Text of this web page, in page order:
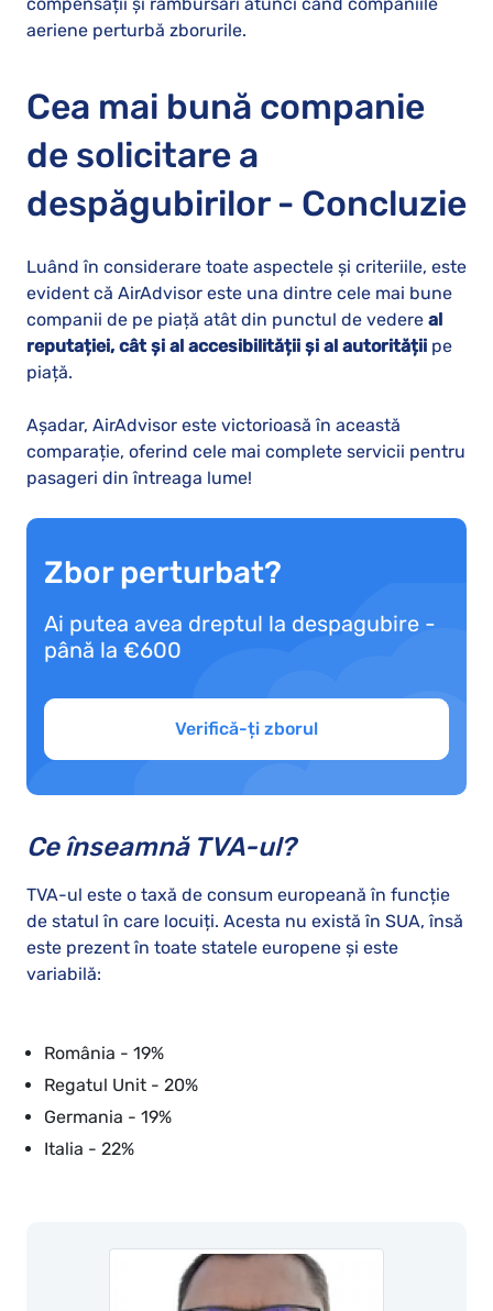
compensații și rambursări atunci când companiile
aeriene perturbă zborurile.
Cea mai bună companie
de solicitare a
despăgubirilor - Concluzie
Luând în considerare toate aspectele și criteriile, este
evident că AirAdvisor este una dintre cele mai bune
companii de pe piață atât din punctul de vedere al
reputației, cât și al accesibilității și al autorității pe
piață.
Așadar, AirAdvisor este victorioasă în această
comparație, oferind cele mai complete servicii pentru
pasageri din întreaga lume!
Zbor perturbat?
Ai putea avea dreptul la despagubire -
până la €600
Verifică-ți zborul
Ce înseamnă TVA-ul?
TVA-ul este o taxă de consum europeană în funcție
de statul în care locuiți. Acesta nu există în SUA, însă
este prezent în toate statele europene și este
variabilă:
România - 19%
Regatul Unit - 20%
Germania - 19%
Italia - 22%